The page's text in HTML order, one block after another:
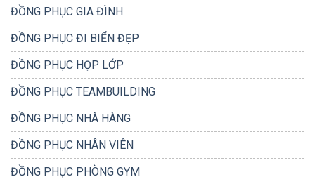
ĐỒNG PHỤC GIA ĐÌNH
ĐỒNG PHỤC ĐI BIỂN ĐẸP
ĐỒNG PHỤC HỌP LỚP
ĐỒNG PHỤC TEAMBUILDING
ĐỒNG PHỤC NHÀ HÀNG
ĐỒNG PHỤC NHÂN VIÊN
ĐỒNG PHỤC PHÒNG GYM